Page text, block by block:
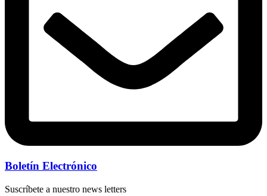
Boletín Electrónico
Suscríbete a nuestro news letters